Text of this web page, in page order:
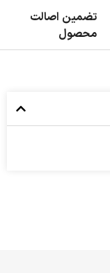
تضمین اصالت
محصول